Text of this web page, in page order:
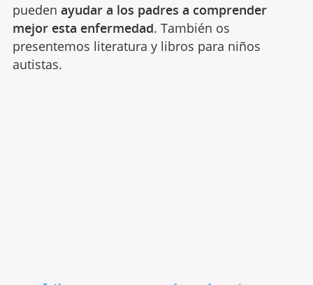
pueden ayudar a los padres a comprender
mejor esta enfermedad. También os
presentemos literatura y libros para niños
autistas.